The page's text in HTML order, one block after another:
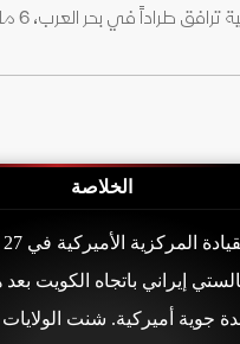
الخلاصة
إيراني باتجاه الكويت بعد
جوية أميركية. شنت الولايات